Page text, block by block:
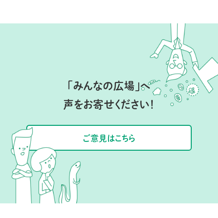
「みんなの広場」へ
声をお寄せください！
ご意見はこちら